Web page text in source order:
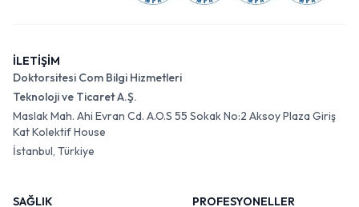
İLETİŞİM
Doktorsitesi Com Bilgi Hizmetleri
Teknoloji ve Ticaret A.Ş.
Maslak Mah. Ahi Evran Cd. A.O.S 55 Sokak No:2 Aksoy Plaza Giriş
Kat Kolektif House
İstanbul, Türkiye
SAĞLIK
PROFESYONELLER